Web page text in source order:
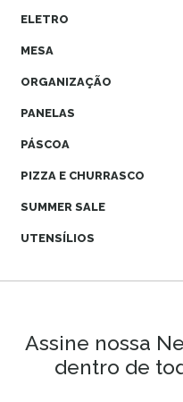
ELETRO
MESA
ORGANIZAÇÃO
PANELAS
PÁSCOA
PIZZA E CHURRASCO
SUMMER SALE
UTENSÍLIOS
Assine nossa
dentro de